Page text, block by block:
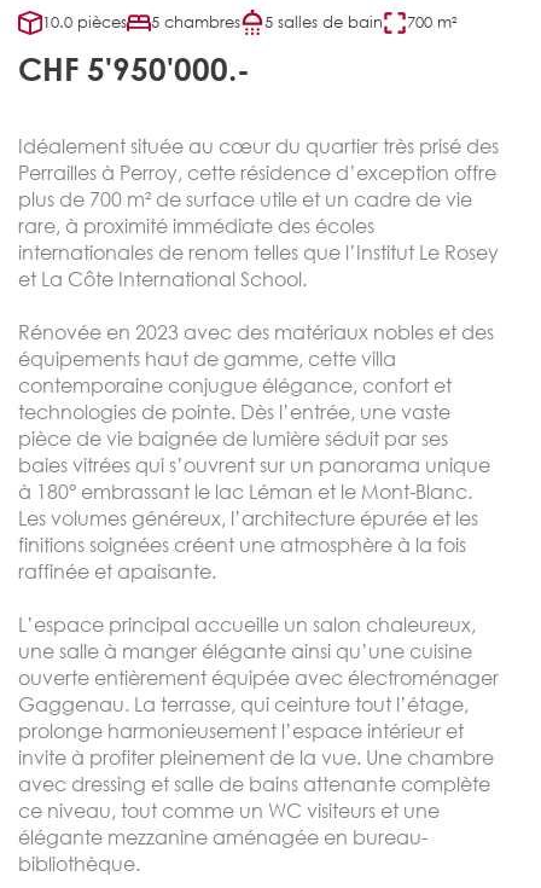
10.0 pièces 5 chambres 5 salles de bain 700 m²
CHF 5'950'000.-
Idéalement située au cœur du quartier très prisé des
Perrailles à Perroy, cette résidence d’exception offre
plus de 700 m² de surface utile et un cadre de vie
rare, à proximité immédiate des écoles
internationales de renom telles que l’Institut Le Rosey
et La Côte International School.
Rénovée en 2023 avec des matériaux nobles et des
équipements haut de gamme, cette villa
contemporaine conjugue élégance, confort et
technologies de pointe. Dès l’entrée, une vaste
pièce de vie baignée de lumière séduit par ses
baies vitrées qui s’ouvrent sur un panorama unique
à 180° embrassant le lac Léman et le Mont-Blanc.
Les volumes généreux, l’architecture épurée et les
finitions soignées créent une atmosphère à la fois
raffinée et apaisante.
L’espace principal accueille un salon chaleureux,
une salle à manger élégante ainsi qu’une cuisine
ouverte entièrement équipée avec électroménager
Gaggenau. La terrasse, qui ceinture tout l’étage,
prolonge harmonieusement l’espace intérieur et
invite à profiter pleinement de la vue. Une chambre
avec dressing et salle de bains attenante complète
ce niveau, tout comme un WC visiteurs et une
élégante mezzanine aménagée en bureau-
bibliothèque.